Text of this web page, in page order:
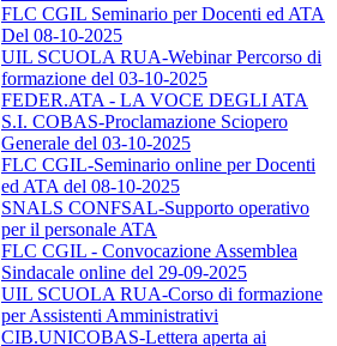
FLC CGIL Seminario per Docenti ed ATA
Del 08-10-2025
UIL SCUOLA RUA-Webinar Percorso di
formazione del 03-10-2025
FEDER.ATA - LA VOCE DEGLI ATA
S.I. COBAS-Proclamazione Sciopero
Generale del 03-10-2025
FLC CGIL-Seminario online per Docenti
ed ATA del 08-10-2025
SNALS CONFSAL-Supporto operativo
per il personale ATA
FLC CGIL - Convocazione Assemblea
Sindacale online del 29-09-2025
UIL SCUOLA RUA-Corso di formazione
per Assistenti Amministrativi
CIB.UNICOBAS-Lettera aperta ai